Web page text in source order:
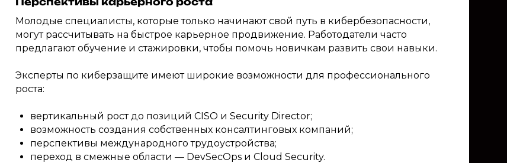
Молодые специалисты, которые только начинают свой путь в кибербезопасности,
могут рассчитывать на быстрое карьерное продвижение. Работодатели часто
предлагают обучение и стажировки, чтобы помочь новичкам развить свои навыки.
Эксперты по киберзащите имеют широкие возможности для профессионального
роста:
вертикальный рост до позиций CISO и Security Director;
возможность создания собственных консалтинговых компаний;
перспективы международного трудоустройства;
переход в смежные области — DevSecOps и Cloud Security.